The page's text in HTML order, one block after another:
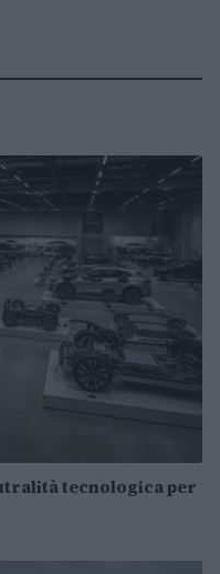
tecnologica per